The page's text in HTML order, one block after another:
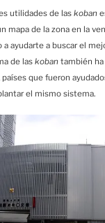
utilidades de las koban
mapa de la zona en la
ayudarte a buscar el
de las koban también
países que fueron
el mismo sistema.